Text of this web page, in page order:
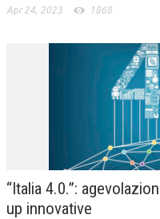
Apr 24, 2023 1868
“Italia 4.0.”:
up innovative